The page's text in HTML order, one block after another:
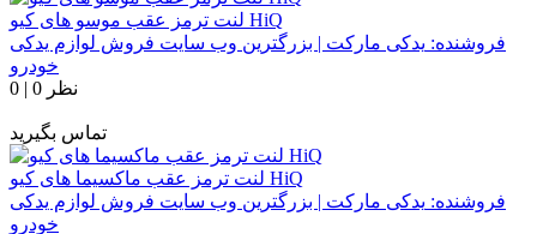
لنت ترمز عقب موسو های کیو HiQ
فروشنده: یدکی مارکت | بزرگترین وب سایت فروش لوازم یدکی
خودرو
0 | 0 نظر
تماس بگیرید
لنت ترمز عقب ماکسیما های کیو HiQ
فروشنده: یدکی مارکت | بزرگترین وب سایت فروش لوازم یدکی
خودرو